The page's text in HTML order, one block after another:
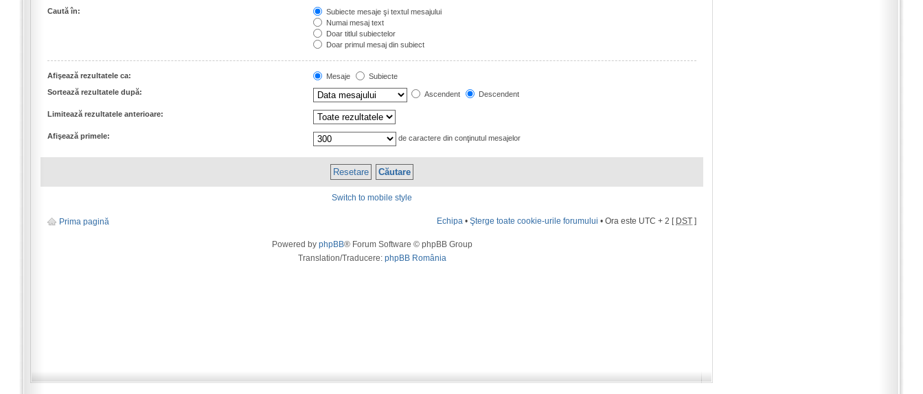
Caută în:
Subiecte mesaje şi textul mesajului
Numai mesaj text
Doar titlul subiectelor
Doar primul mesaj din subiect
Afişează rezultatele ca: Mesaje
Subiecte
Sortează rezultatele după:
Ascendent Descendent
Limitează rezultatele anterioare:
Afişează primele: de caractere din conţinutul mesajelor
Switch to mobile style
Prima pagină Echipa •Şterge toate cookie-urile forumului • Ora este UTC + 2 [ DST ]
Powered by phpBB® Forum Software © phpBB Group
Translation/Traducere: phpBB România